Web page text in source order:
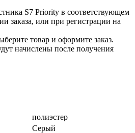
S7 Priority в соответствующем
заказа, или при регистрации на
товар и оформите заказ.
начислены после получения
полиэстер
Серый